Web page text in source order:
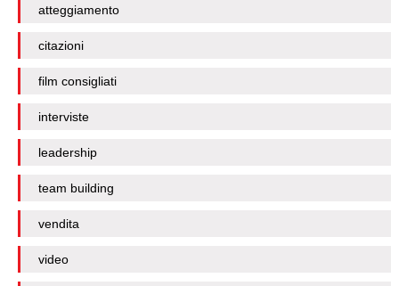
atteggiamento
citazioni
film consigliati
interviste
leadership
team building
vendita
video